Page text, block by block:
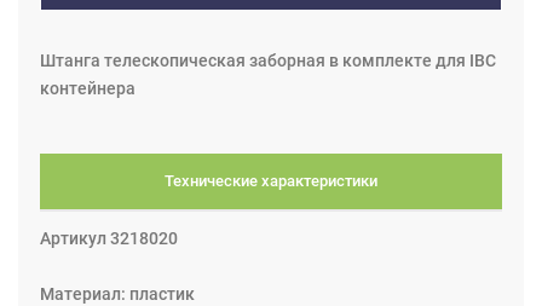
Штанга телескопическая заборная в комплекте для IBC
контейнера
Технические характеристики
Артикул 3218020
Материал: пластик